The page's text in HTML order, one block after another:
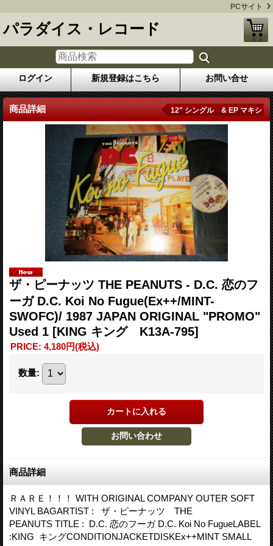
PCサイト
パラダイス・レコード
ログイン 新規登録はこちら お問い合せ
商品詳細 12" シングル & EP マキシ
ザ・ピーナッツ THE PEANUTS - D.C. 恋のフ
ーガ D.C. Koi No Fugue(Ex++/MINT-
SWOFC)/ 1987 JAPAN ORIGINAL "PROMO"
Used 1 [KING キング K13A-795]
PRICE: 4,180円(税込)
数量:
商品詳細
ＲＡＲＥ！！！ WITH ORIGINAL COMPANY OUTER SOFT
VINYL BAGARTIST : ザ・ピーナッツ THE
PEANUTS TITLE : D.C. 恋のフーガ D.C. Koi No FugueLABEL
:KING キングCONDITIONJACKETDISKEx++MINT SMALL